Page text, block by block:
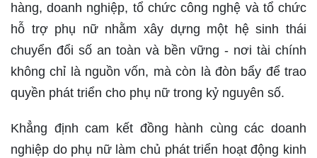
hàng, doanh nghiệp, tổ chức công nghệ và tổ chức
hỗ trợ phụ nữ nhằm xây dựng một hệ sinh thái
chuyển đổi số an toàn và bền vững - nơi tài chính
không chỉ là nguồn vốn, mà còn là đòn bẩy để trao
quyền phát triển cho phụ nữ trong kỷ nguyên số.
Khẳng định cam kết đồng hành cùng các doanh
nghiệp do phụ nữ làm chủ phát triển hoạt động kinh